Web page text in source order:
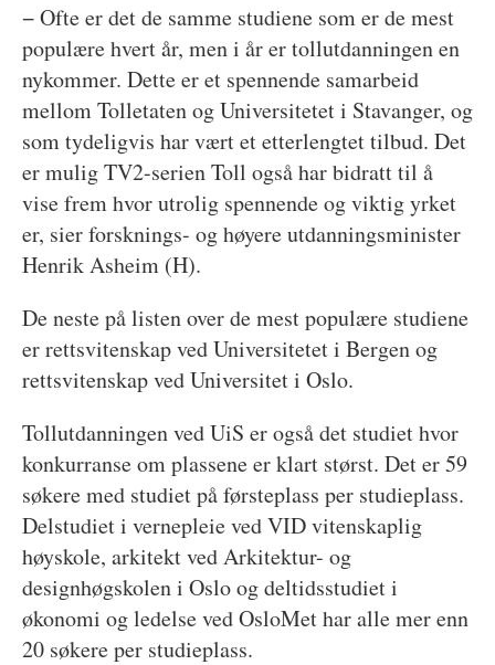
− Ofte er det de samme studiene som er de mest
populære hvert år, men i år er tollutdanningen en
nykommer. Dette er et spennende samarbeid
mellom Tolletaten og Universitetet i Stavanger, og
som tydeligvis har vært et etterlengtet tilbud. Det
er mulig TV2-serien Toll også har bidratt til å
vise frem hvor utrolig spennende og viktig yrket
er, sier forsknings- og høyere utdanningsminister
Henrik Asheim (H).
De neste på listen over de mest populære studiene
er rettsvitenskap ved Universitetet i Bergen og
rettsvitenskap ved Universitet i Oslo.
Tollutdanningen ved UiS er også det studiet hvor
konkurranse om plassene er klart størst. Det er 59
søkere med studiet på førsteplass per studieplass.
Delstudiet i vernepleie ved VID vitenskaplig
høyskole, arkitekt ved Arkitektur- og
designhøgskolen i Oslo og deltidsstudiet i
økonomi og ledelse ved OsloMet har alle mer enn
20 søkere per studieplass.